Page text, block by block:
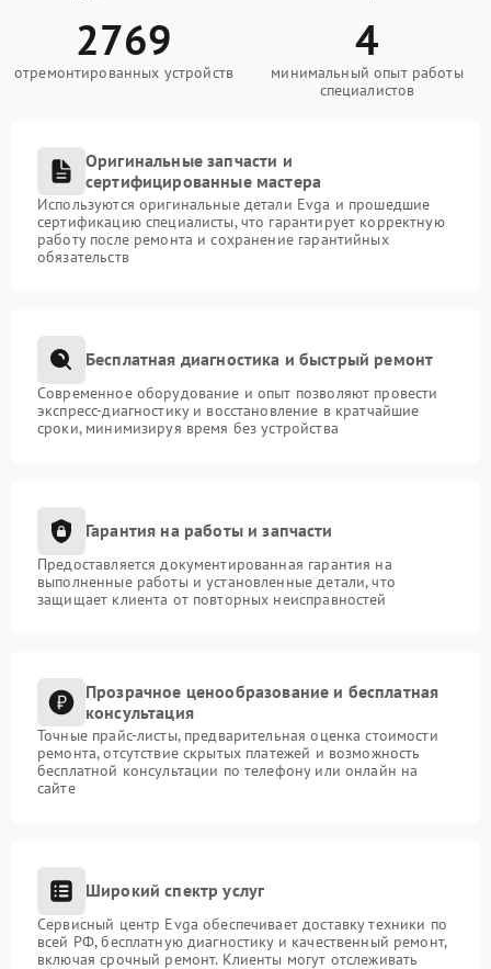
2769
отремонтированных устройств
4
минимальный опыт работы
специалистов
Оригинальные запчасти и
сертифицированные мастера
Используются оригинальные детали Evga и прошедшие
сертификацию специалисты, что гарантирует корректную
работу после ремонта и сохранение гарантийных
обязательств
Бесплатная диагностика и быстрый ремонт
Современное оборудование и опыт позволяют провести
экспресс-диагностику и восстановление в кратчайшие
сроки, минимизируя время без устройства
Гарантия на работы и запчасти
Предоставляется документированная гарантия на
выполненные работы и установленные детали, что
защищает клиента от повторных неисправностей
Прозрачное ценообразование и бесплатная
консультация
Точные прайс-листы, предварительная оценка стоимости
ремонта, отсутствие скрытых платежей и возможность
бесплатной консультации по телефону или онлайн на
сайте
Широкий спектр услуг
Сервисный центр Evga обеспечивает доставку техники по
всей РФ, бесплатную диагностику и качественный ремонт,
включая срочный ремонт. Клиенты могут отслеживать